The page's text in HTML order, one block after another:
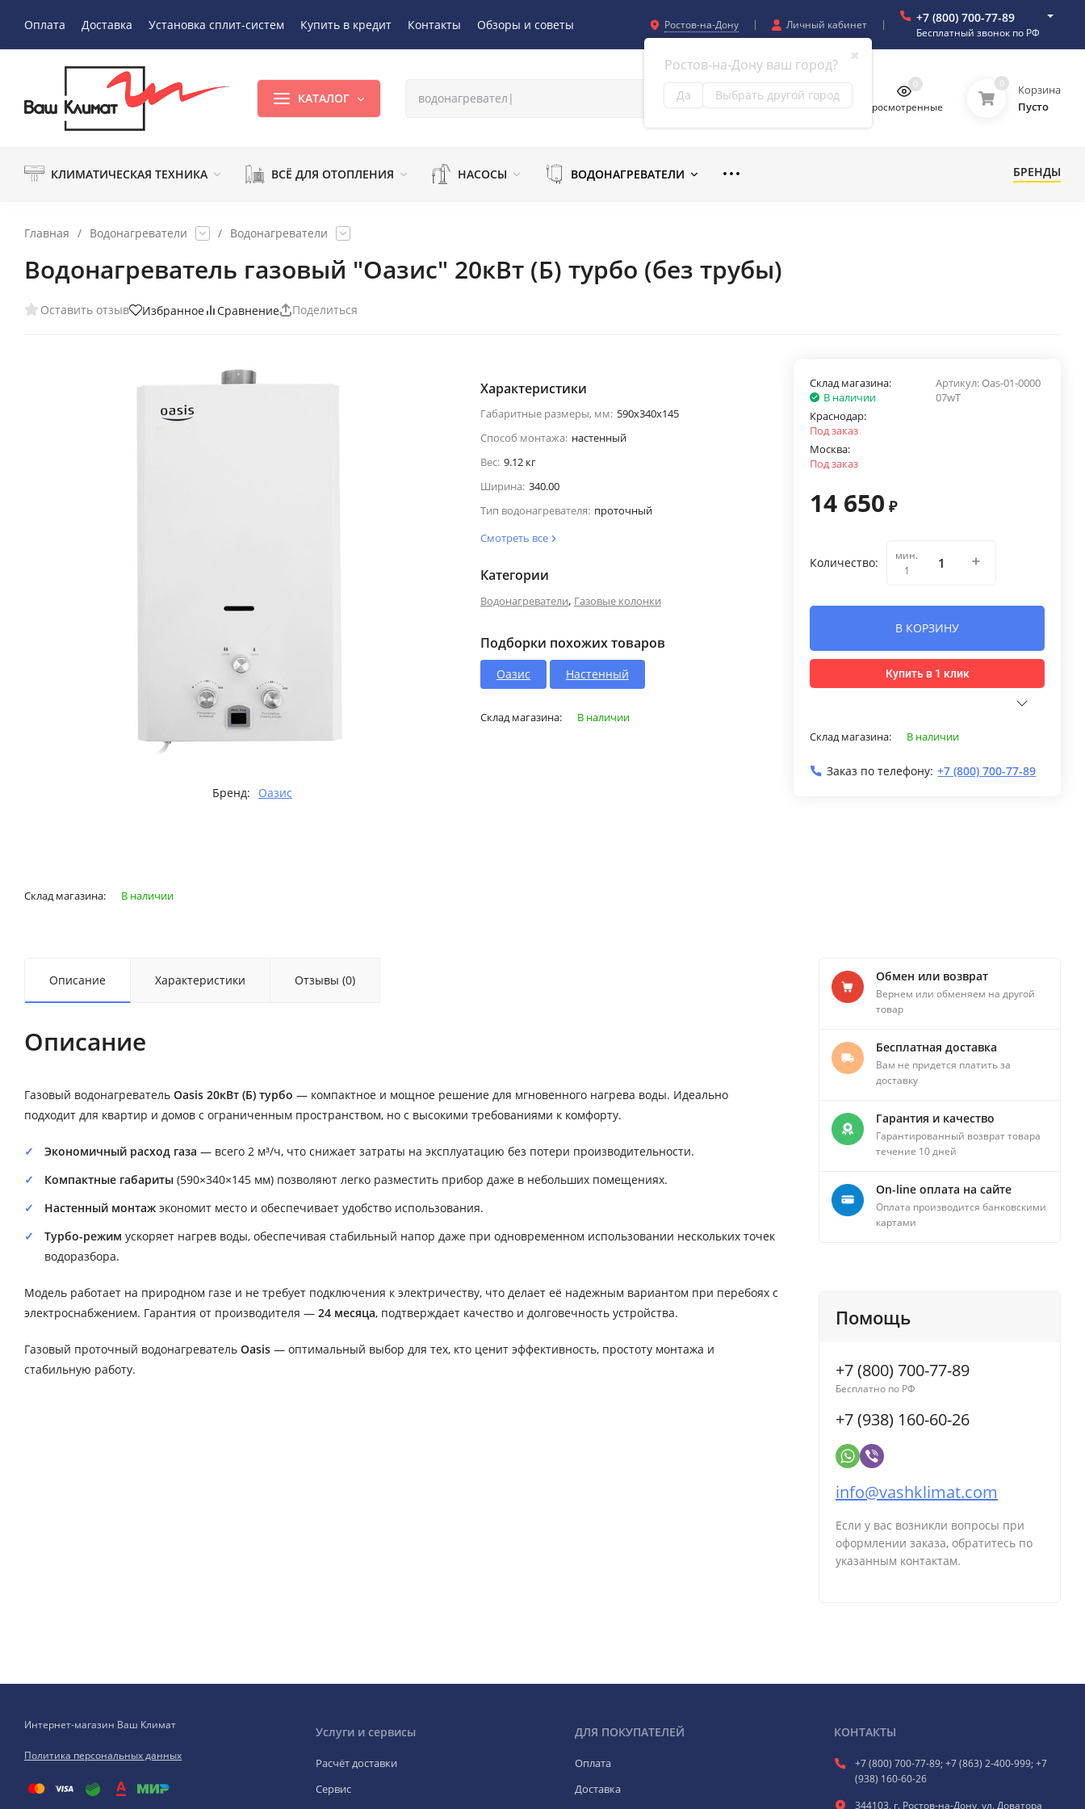
Оплата Доставка Установка сплит-систем Купить в кредит Контакты Обзоры и советы Ростов-на-Дону
✖
Ростов-на-Дону ваш город?
Да Выбрать другой город
Личный кабинет +7 (800) 700-77-89
Бесплатный звонок по РФ
КАТАЛОГ
Просмотренные
0 0
Корзина
Пусто
КЛИМАТИЧЕСКАЯ ТЕХНИКА ВСЁ ДЛЯ ОТОПЛЕНИЯ НАСОСЫ ВОДОНАГРЕВАТЕЛИ БРЕНДЫ
Главная / Водонагреватели / Водонагреватели
Водонагреватель газовый "Оазис" 20кВт (Б) турбо (без трубы)
Оставить отзыв Избранное Сравнение Поделиться
Бренд: Оазис
Характеристики
Габаритные размеры, мм: 590х340х145
Способ монтажа: настенный
Вес: 9.12 кг
Ширина: 340.00
Тип водонагревателя: проточный
Смотреть все
Категории
Водонагреватели, Газовые колонки
Подборки похожих товаров
Оазис Настенный
Склад магазина: В наличии
Артикул:Oas-01-0000
07wT
Склад магазина:
В наличии
Краснодар:
Под заказ
Москва:
Под заказ
14 650 ₽
Количество:
мин.
1
В КОРЗИНУ
Купить в 1 клик
Склад магазина: В наличии
Заказ по телефону: +7 (800) 700-77-89
Склад магазина: В наличии
Описание Характеристики Отзывы (0)
Описание
Газовый водонагреватель Oasis 20кВт (Б) турбо — компактное и мощное решение для мгновенного нагрева воды. Идеально
подходит для квартир и домов с ограниченным пространством, но с высокими требованиями к комфорту.
Экономичный расход газа — всего 2 м³/ч, что снижает затраты на эксплуатацию без потери производительности.
Компактные габариты (590×340×145 мм) позволяют легко разместить прибор даже в небольших помещениях.
Настенный монтаж экономит место и обеспечивает удобство использования.
Турбо-режим ускоряет нагрев воды, обеспечивая стабильный напор даже при одновременном использовании нескольких точек
водоразбора.
Модель работает на природном газе и не требует подключения к электричеству, что делает её надежным вариантом при перебоях с
электроснабжением. Гарантия от производителя — 24 месяца, подтверждает качество и долговечность устройства.
Газовый проточный водонагреватель Oasis — оптимальный выбор для тех, кто ценит эффективность, простоту монтажа и
стабильную работу.
Обмен или возврат
Вернем или обменяем на другой
товар
Бесплатная доставка
Вам не придется платить за
доставку
Гарантия и качество
Гарантированный возврат товара
течение 10 дней
On-line оплата на сайте
Оплата производится банковскими
картами
Помощь
+7 (800) 700-77-89
Бесплатно по РФ
+7 (938) 160-60-26
info@vashklimat.com
Если у вас возникли вопросы при
оформлении заказа, обратитесь по
указанным контактам.
Интернет-магазин Ваш Климат
Политика персональных данных
Услуги и сервисы
Расчёт доставки
Сервис
ДЛЯ ПОКУПАТЕЛЕЙ
Оплата
Доставка
КОНТАКТЫ
+7 (800) 700-77-89; +7 (863) 2-400-999; +7
(938) 160-60-26
344103, г. Ростов-на-Дону, ул. Доватора